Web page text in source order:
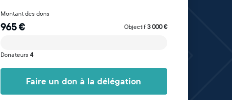
Montant des dons
965€ Objectif 3 000€
Donateurs 4
Faire un don à la délégation